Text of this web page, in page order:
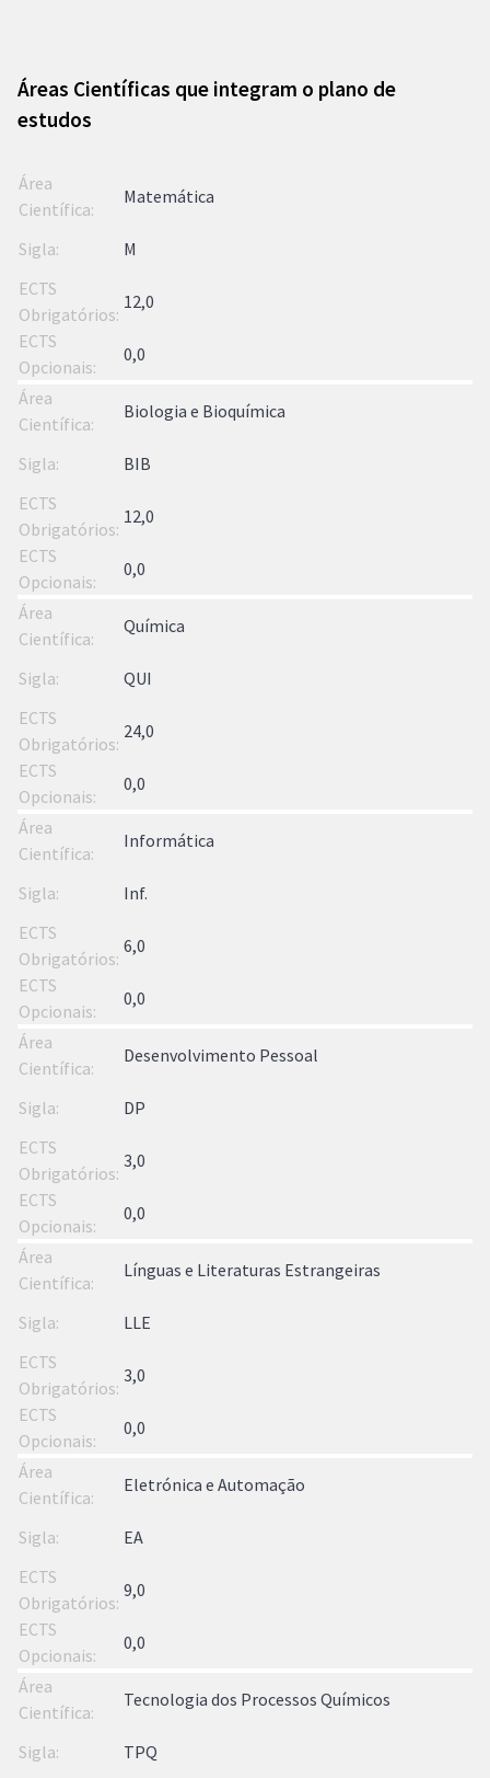
Áreas Científicas que integram o plano de
estudos
Matemática
M
12,0
0,0
Biologia e Bioquímica
BIB
12,0
0,0
Química
QUI
24,0
0,0
Informática
Inf.
6,0
0,0
Desenvolvimento Pessoal
DP
3,0
0,0
Línguas e Literaturas Estrangeiras
LLE
3,0
0,0
Eletrónica e Automação
EA
9,0
0,0
Tecnologia dos Processos Químicos
TPQ